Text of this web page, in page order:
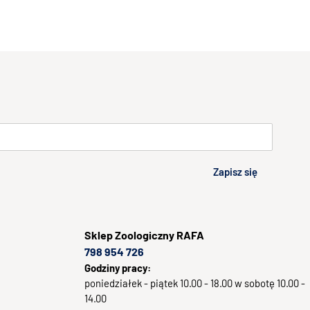
Zapisz się
SklepZoologiczny RAFA
798 954 726
Godziny pracy:
poniedziałek - piątek 10.00 - 18.00 w sobotę 10.00 -
14.00